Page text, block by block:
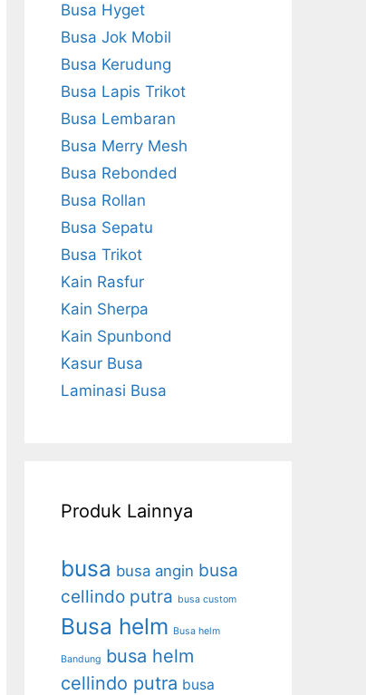
Busa Hyget
Busa Jok Mobil
Busa Kerudung
Busa Lapis Trikot
Busa Lembaran
Busa Merry Mesh
Busa Rebonded
Busa Rollan
Busa Sepatu
Busa Trikot
Kain Rasfur
Kain Sherpa
Kain Spunbond
Kasur Busa
Laminasi Busa
Produk Lainnya
busa busa angin busa
cellindo putra busa custom
Busa helm Busa helm
Bandung busa helm
cellindo putra busa